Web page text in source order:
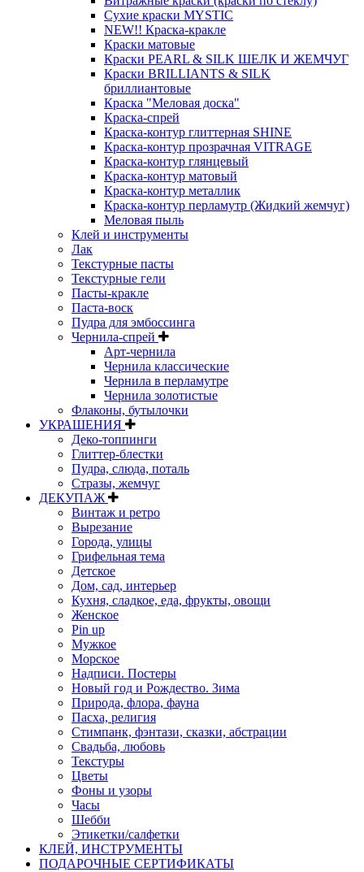
Сухие краски MYSTIC
NEW!! Краска-кракле
Краски матовые
Краски PEARL & SILK ШЕЛК И ЖЕМЧУГ
Краски BRILLIANTS & SILK
бриллиантовые
Краска "Меловая доска"
Краска-спрей
Краска-контур глиттерная SHINE
Краска-контур прозрачная VITRAGE
Краска-контур глянцевый
Краска-контур матовый
Краска-контур металлик
Краска-контур перламутр (Жидкий жемчуг)
Меловая пыль
Клей и инструменты
Лак
Текстурные пасты
Текстурные гели
Пасты-кракле
Паста-воск
Пудра для эмбоссинга
Чернила-спрей
Арт-чернила
Чернила классические
Чернила в перламутре
Чернила золотистые
Флаконы, бутылочки
УКРАШЕНИЯ
Деко-топпинги
Глиттер-блестки
Пудра, слюда, поталь
Стразы, жемчуг
ДЕКУПАЖ
Винтаж и ретро
Вырезание
Города, улицы
Грифельная тема
Детское
Дом, сад, интерьер
Кухня, сладкое, еда, фрукты, овощи
Женское
Pin up
Мужкое
Морское
Надписи. Постеры
Новый год и Рождество. Зима
Природа, флора, фауна
Пасха, религия
Стимпанк, фэнтази, сказки, абстрации
Свадьба, любовь
Текстуры
Цветы
Фоны и узоры
Часы
Шебби
Этикетки/салфетки
КЛЕЙ, ИНСТРУМЕНТЫ
ПОДАРОЧНЫЕ СЕРТИФИКАТЫ